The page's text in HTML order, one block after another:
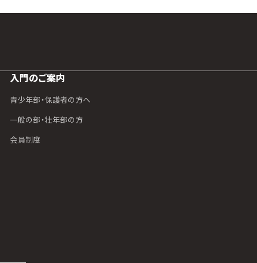
入門のご案内
青少年部・保護者の方へ
一般の部・壮年部の方
会員制度